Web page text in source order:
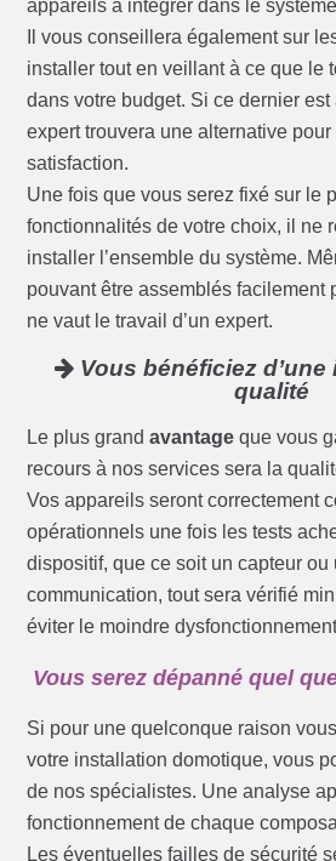
appareils à intégrer dans le
Il vous conseillera également sur
installer tout en veillant à ce que le
dans votre budget. Si ce dernier
expert trouvera une alternative
satisfaction.
Une fois que vous serez fixé sur le
fonctionnalités de votre choix, il ne
installer l’ensemble du système.
pouvant être assemblés facilement
ne vaut le travail d’un expert.
Vous bénéficiez
qualité
Le plus grandavantage que vous
recours à nos services sera la
Vos appareils seront correctement
opérationnels une fois les tests
dispositif, que ce soit un capteur ou
communication, tout sera vérifié
éviter le moindre
Vous serez dépanné quel
Si pour une quelconque raison
votre installation domotique, vous
de nos spécialistes. Une analyse
fonctionnement de chaque
Les éventuelles failles de sécurité